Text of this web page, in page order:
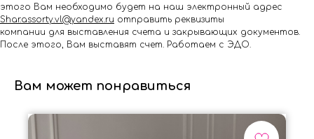
этого Вам необходимо будет на наш электронный адрес
Shar.assorty.vl@yandex.ru отправить реквизиты
компании для выставления счета и закрывающих документов.
После этого, Вам выставят счет. Работаем с ЭДО.
Вам может понравиться